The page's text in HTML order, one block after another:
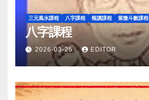
三元風水課程 八字課程 報讀課程 紫微斗數課程
八字課程
2026-03-25 EDITOR